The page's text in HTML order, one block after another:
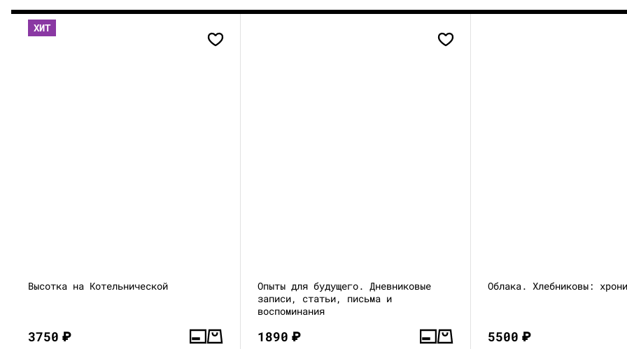
ХИТ
Высотка на Котельнической
3750₽
Опыты для будущего. Дневниковые
записи, статьи, письма и
воспоминания
1890₽
Облака. Хлебниковы:
5500₽